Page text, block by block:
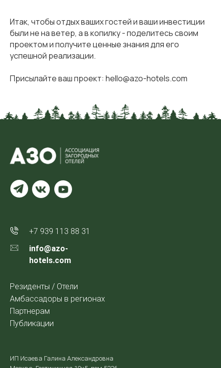
Итак, чтобы отдых ваших гостей и ваши инвестиции
были не на ветер, а в копилку - поделитесь своим
проектом и получите ценные знания для его
успешной реализации.
Присылайте ваш проект: hello@azo-hotels.com
+7 939 113 88 31
info@azo-
hotels.com
Резиденты / Отели
Амбассадоры в регионах
Партнерам
Публикации
ИП Исаева Галина Александровна